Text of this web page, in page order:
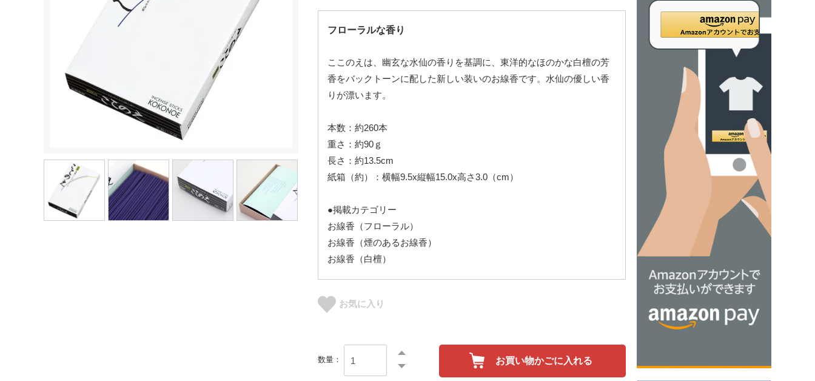
フローラルな香り
ここのえは、幽玄な水仙の香りを基調に、東洋的なほのかな白檀の芳
香をバックトーンに配した新しい装いのお線香です。水仙の優しい香
りが漂います。
本数：約260本
重さ：約90ｇ
長さ：約13.5cm
紙箱（約）：横幅9.5x縦幅15.0x高さ3.0（cm）
●掲載カテゴリー
お線香（フローラル）
お線香（煙のあるお線香）
お線香（白檀）
お気に入り
数量： お買い物かごに入れる